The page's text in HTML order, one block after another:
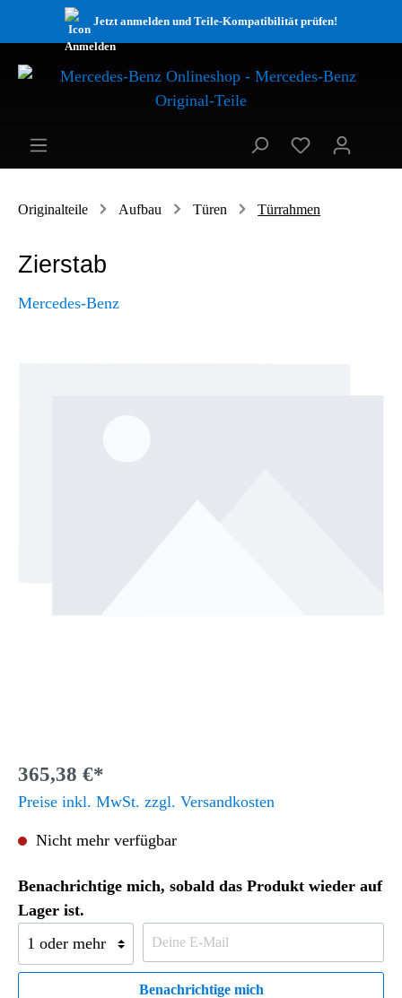
Jetzt anmelden und Teile-Kompatibilität prüfen!
Originalteile Aufbau Türen Türrahmen
Zierstab
Mercedes-Benz
365,38 €*
Preise inkl. MwSt. zzgl. Versandkosten
Nicht mehr verfügbar
Benachrichtige mich, sobald das Produkt wieder auf
Lager ist.
Benachrichtige mich